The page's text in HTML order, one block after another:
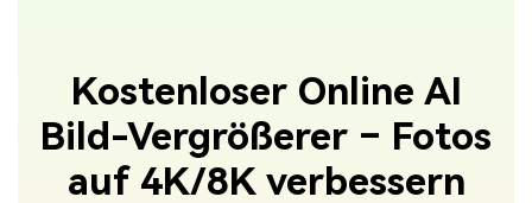
Kostenloser Online AI
Bild-Vergrößerer – Fotos
auf 4K/8K verbessern